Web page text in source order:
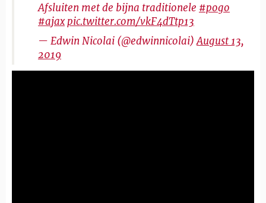
Afsluiten met de bijna traditionele #pogo
#ajax pic.twitter.com/vkF4dTtp13
— Edwin Nicolai (@edwinnicolai)August 13,
2019